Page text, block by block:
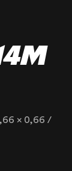
x 0,66 /